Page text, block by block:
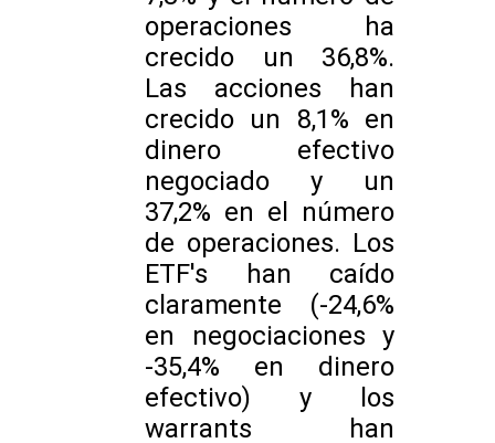
operaciones ha
crecido un 36,8%.
Las acciones han
crecido un 8,1% en
dinero efectivo
negociado y un
37,2% en el número
de operaciones. Los
ETF's han caído
claramente (-24,6%
en negociaciones y
-35,4% en dinero
efectivo) y los
warrants han